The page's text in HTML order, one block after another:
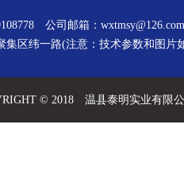
公司邮箱： wxtmsy@126.com
集区纬一路(注意：技术参数和图片
© 2018 温县泰明实业有限